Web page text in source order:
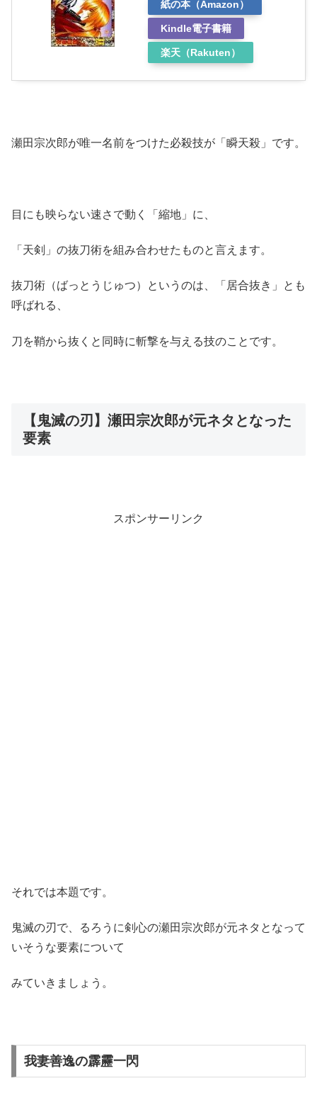
紙の本（Amazon）
Kindle電子書籍
楽天（Rakuten）
瀬田宗次郎が唯一名前をつけた必殺技が「瞬天殺」です。
目にも映らない速さで動く「縮地」に、
「天剣」の抜刀術を組み合わせたものと言えます。
抜刀術（ばっとうじゅつ）というのは、「居合抜き」とも
呼ばれる、
刀を鞘から抜くと同時に斬撃を与える技のことです。
【鬼滅の刃】瀬田宗次郎が元ネタとなった
要素
スポンサーリンク
それでは本題です。
鬼滅の刃で、るろうに剣心の瀬田宗次郎が元ネタとなって
いそうな要素について
みていきましょう。
我妻善逸の霹靂一閃